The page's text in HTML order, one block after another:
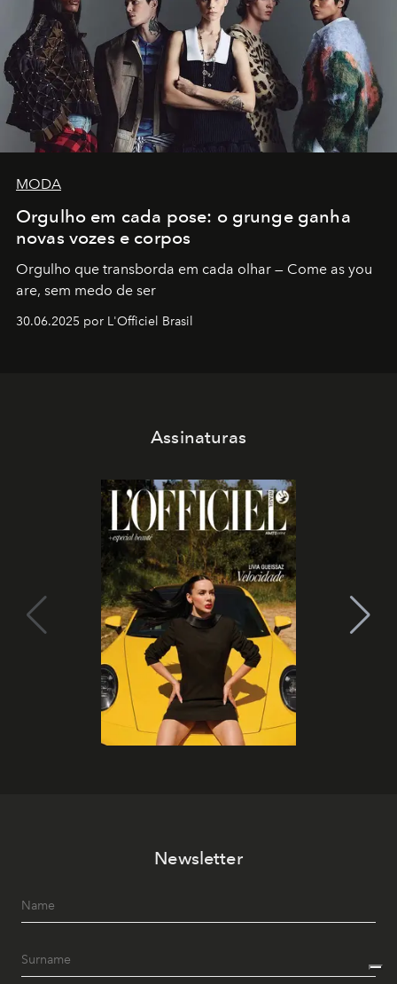
MODA
Orgulho em cada pose: o grunge ganha
novas vozes e corpos
Orgulho que transborda em cada olhar — Come as you
are, sem medo de ser
30.06.2025 por L'Officiel Brasil
Assinaturas
Newsletter